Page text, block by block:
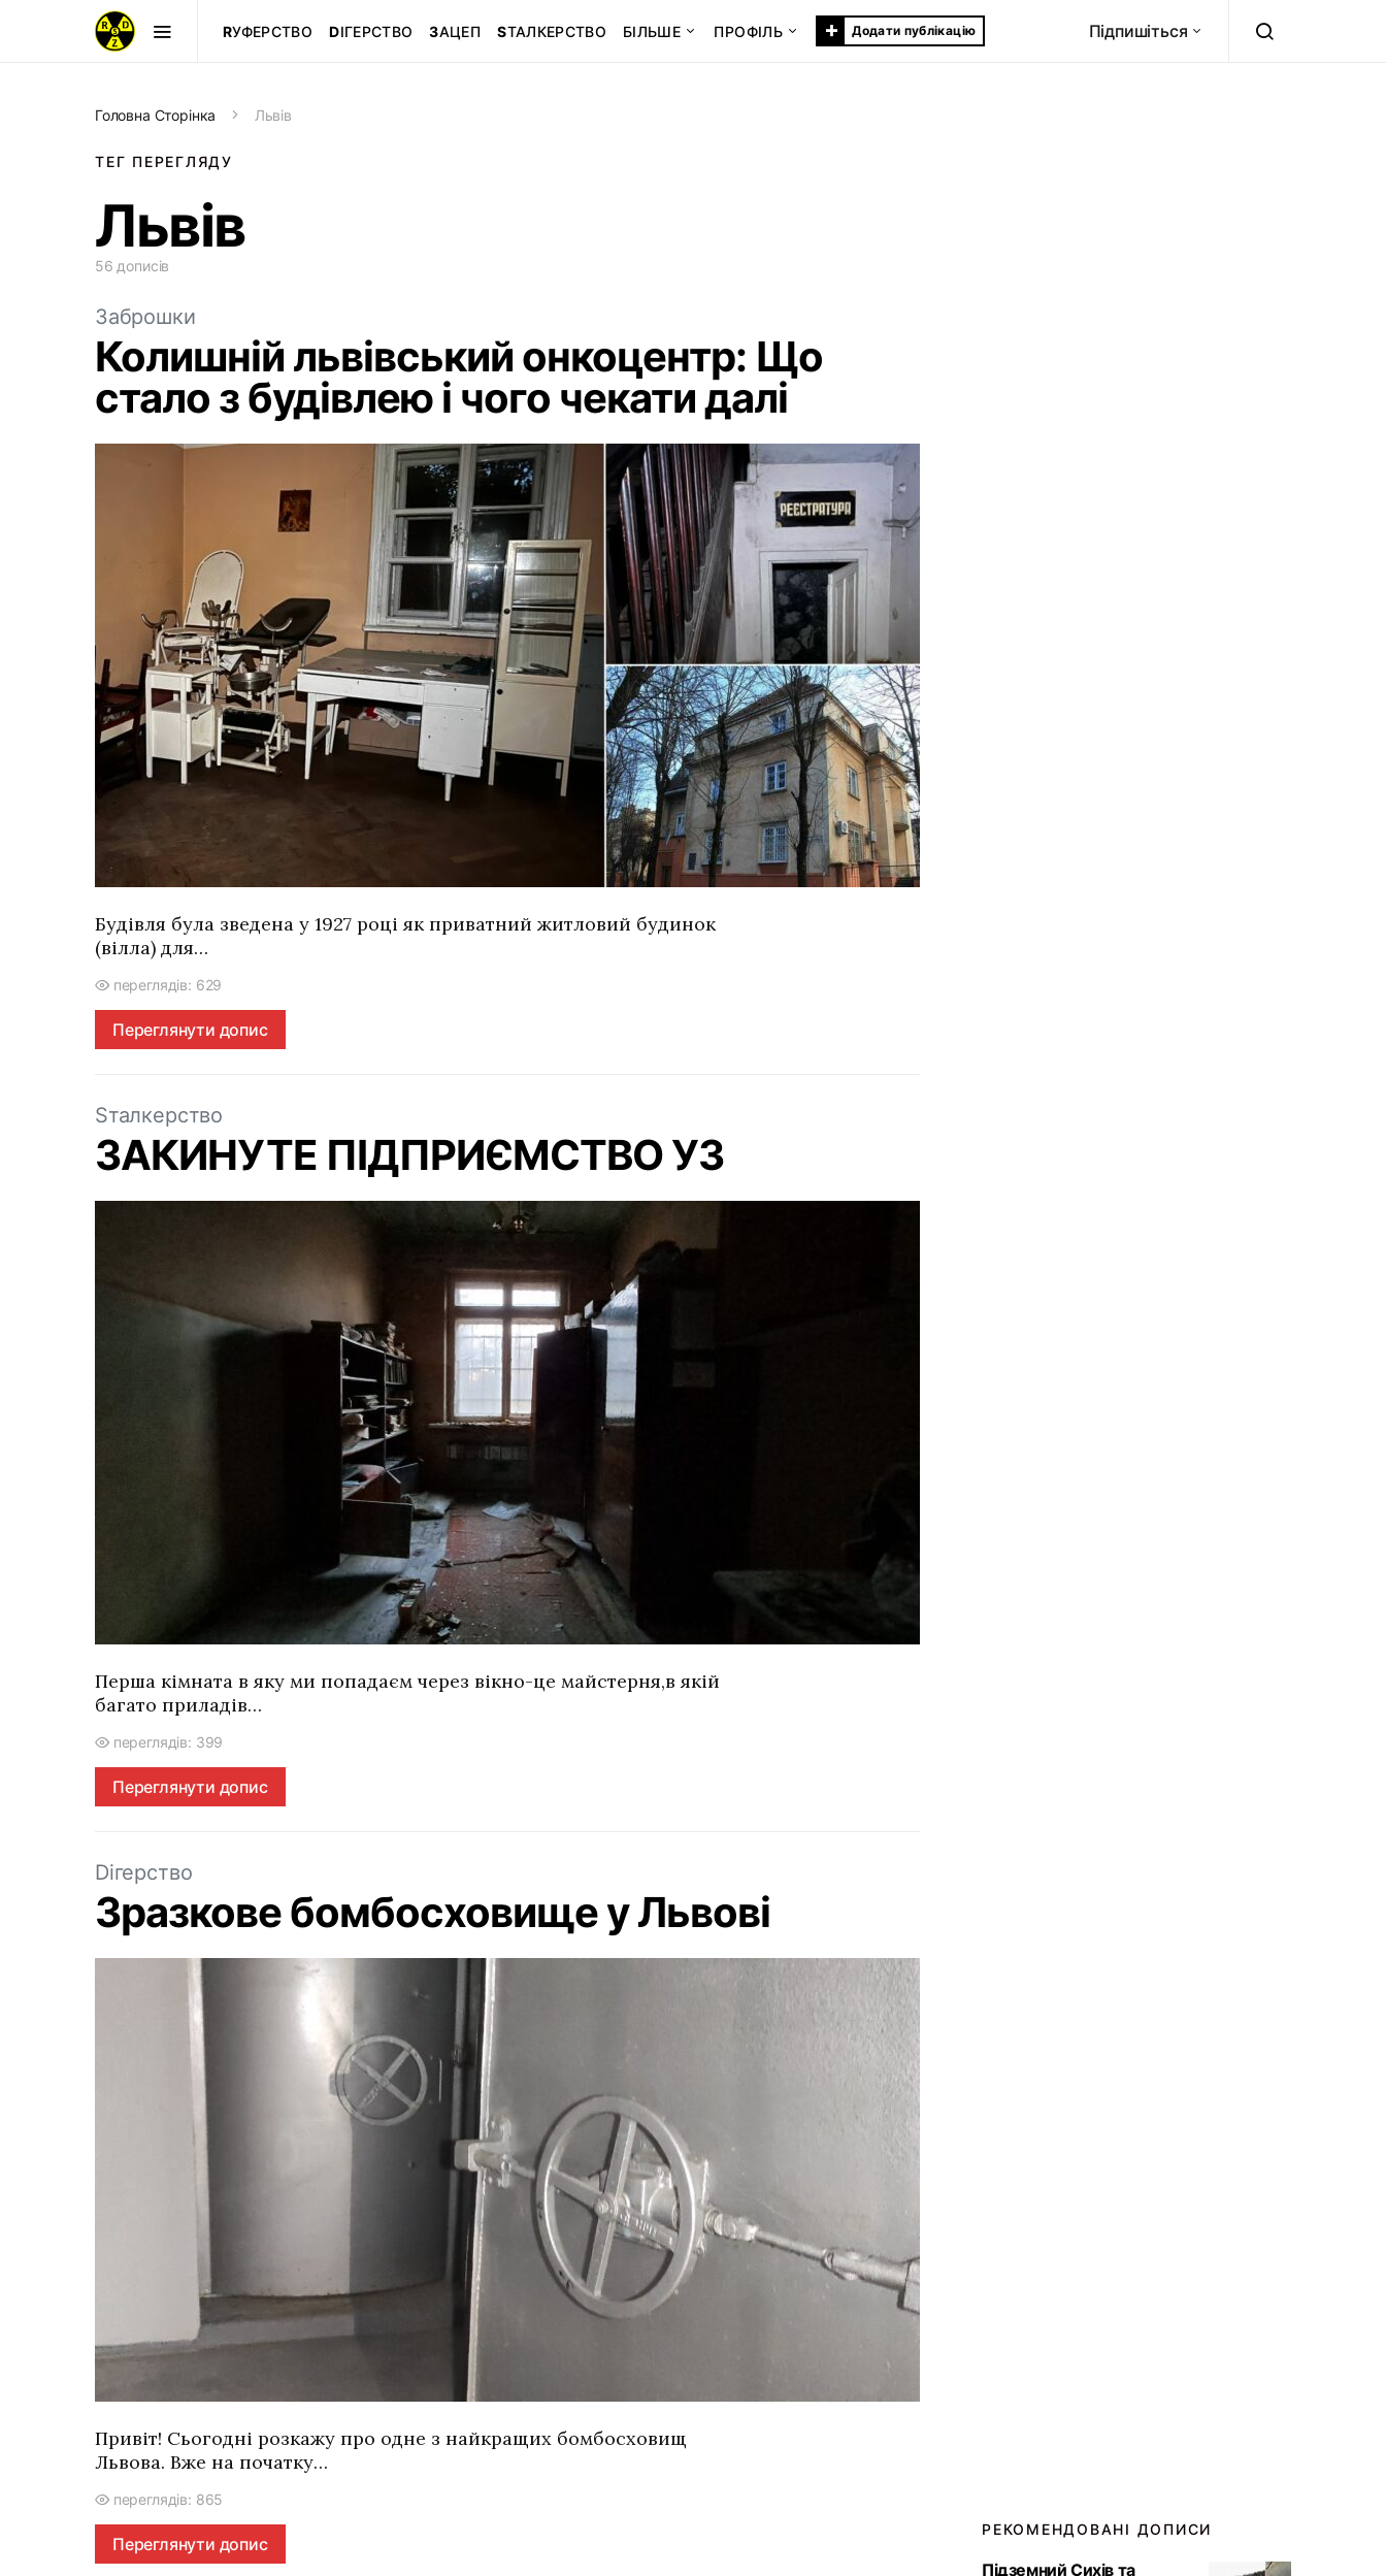
RУФЕРСТВО DІГЕРСТВО ЗАЦЕП SТАЛКЕРСТВО БІЛЬШЕ ПРОФІЛЬ + Додати публікацію Підпишіться
Головна Сторінка Львів
ТЕГ ПЕРЕГЛЯДУ
Львів
56 дописів
Заброшки
Колишній львівський онкоцентр: Що
стало з будівлею і чого чекати далі
Будівля була зведена у 1927 році як приватний житловий будинок
(вілла) для…
переглядів: 629
Переглянути допис
Sталкерство
ЗАКИНУТЕ ПІДПРИЄМСТВО УЗ
Перша кімната в яку ми попадаєм через вікно-це майстерня,в якій
багато приладів…
переглядів: 399
Переглянути допис
Dігерство
Зразкове бомбосховище у Львові
Привіт! Сьогодні розкажу про одне з найкращих бомбосховищ
Львова. Вже на початку…
переглядів: 865
Переглянути допис
РЕКОМЕНДОВАНІ ДОПИСИ
Підземний Сихів та